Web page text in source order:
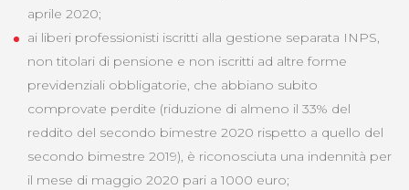
aprile 2020;
ai liberi professionisti iscritti alla gestione separata INPS,
non titolari di pensione e non iscritti ad altre forme
previdenziali obbligatorie, che abbiano subito
comprovate perdite (riduzione di almeno il 33% del
reddito del secondo bimestre 2020 rispetto a quello del
secondo bimestre 2019), è riconosciuta una indennità per
il mese di maggio 2020 pari a 1000 euro;